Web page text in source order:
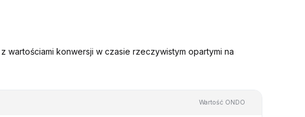
wartościami konwersji w czasie rzeczywistym opartymi na
Wartość ONDO